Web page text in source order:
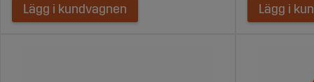
Lägg i kundvagnen Lägg i